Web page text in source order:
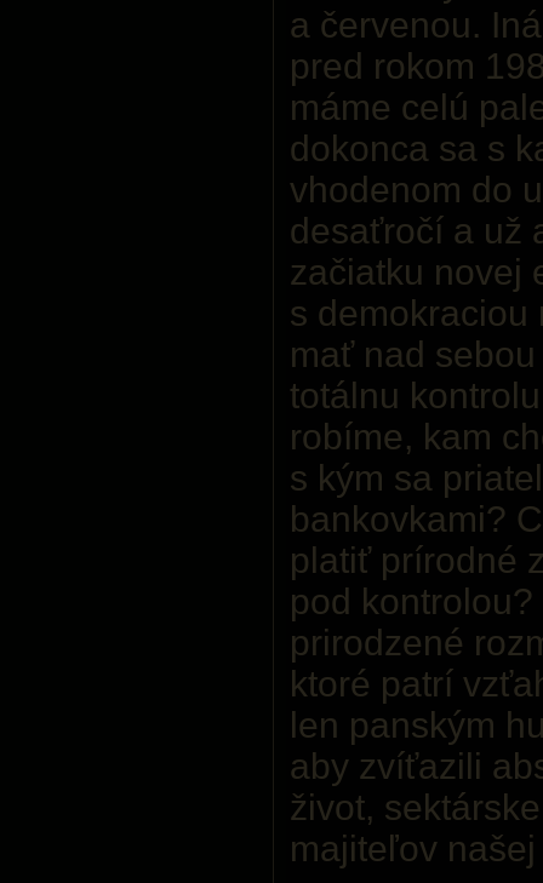
a červenou.
pred rokom
máme celú
dokonca sa s
vhodenom do
desaťročí a už
začiatku novej
s demokraciou
mať nad
totálnu
robíme, kam
s kým sa
bankovkami?
platiť prírodné
pod
prirodzené
ktoré patrí
len panským
aby zvíťazili
život,
majiteľov